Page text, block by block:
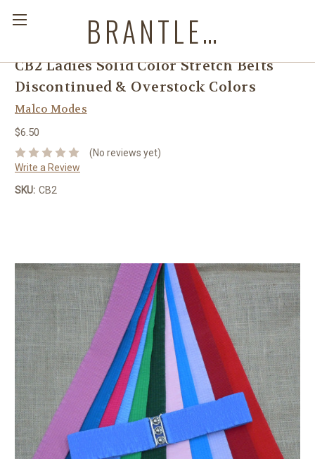
BRANTLEYS WESTERN & CASUAL WEAR
CB2 Ladies Solid Color Stretch Belts
Discontinued & Overstock Colors
Malco Modes
$6.50
(No reviews yet)
Write a Review
SKU: CB2